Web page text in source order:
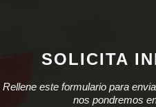
SOLICITA
Rellene este formulario para
nos pondremos